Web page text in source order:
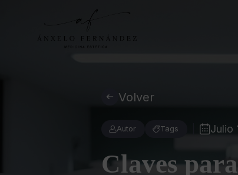
Volver
Autor Tags Julio
Claves